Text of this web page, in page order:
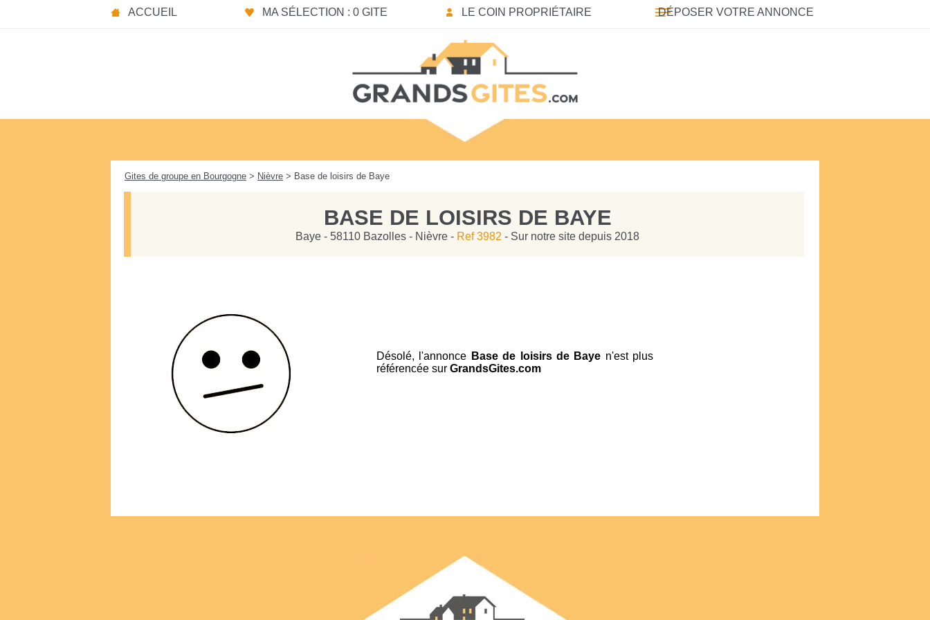
ACCUEIL MA SÉLECTION : 0 GITE LE COIN PROPRIÉTAIRE DÉPOSER VOTRE ANNONCE
Gites de groupe en Bourgogne > Nièvre > Base de loisirs de Baye
BASE DE LOISIRS DE BAYE
Baye - 58110 Bazolles - Nièvre - Ref 3982 - Sur notre site depuis 2018
Désolé, l'annonce Base de loisirs de Baye n'est plus
référencée sur GrandsGites.com
Panneau de gestion des cookies